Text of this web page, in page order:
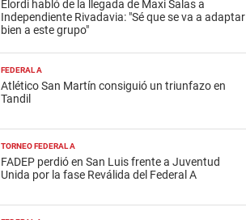
Elordi habló de la llegada de Maxi Salas a
Independiente Rivadavia: "Sé que se va a adaptar
bien a este grupo"
FEDERAL A
Atlético San Martín consiguió un triunfazo en
Tandil
TORNEO FEDERAL A
FADEP perdió en San Luis frente a Juventud
Unida por la fase Reválida del Federal A